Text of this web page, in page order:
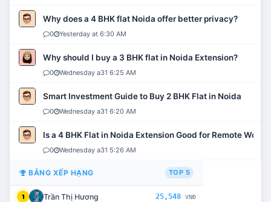
Why does a 4 BHK flat Noida offer better privacy?
0 Yesterday at 6:30 AM
Why should I buy a 3 BHK flat in Noida Extension?
0 Wednesday a31 6:25 AM
Smart Investment Guide to Buy 2 BHK Flat in Noida
0 Wednesday a31 6:20 AM
Is a 4 BHK Flat in Noida Extension Good for Remote Work?
0 Wednesday a31 5:26 AM
BẢNG XẾP HẠNG TOP 5
1 Trần Thị Hương 25,548 VNĐ